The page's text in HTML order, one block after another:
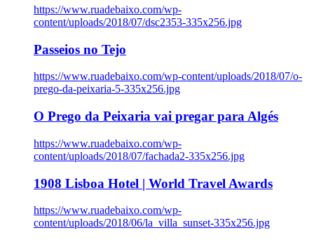
https://www.ruadebaixo.com/wp-
content/uploads/2018/07/dsc2353-335x256.jpg
Passeios no Tejo
https://www.ruadebaixo.com/wp-content/uploads/2018/07/o-
prego-da-peixaria-5-335x256.jpg
O Prego da Peixaria vai pregar para Algés
https://www.ruadebaixo.com/wp-
content/uploads/2018/07/fachada2-335x256.jpg
1908 Lisboa Hotel | World Travel Awards
https://www.ruadebaixo.com/wp-
content/uploads/2018/06/la_villa_sunset-335x256.jpg